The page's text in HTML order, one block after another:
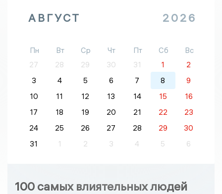
АВГУСТ 2026
Пн Вт Ср Чт Пт Сб
Вс
27
28 29 30 31 1
2
3
4 5 6 7 8
9
10
11 12 13 14 15
16
17
18 19 20 21 22
23
24
25 26 27 28 29
30
31
1 2 3 4 5 6
100 самых влиятельных людей